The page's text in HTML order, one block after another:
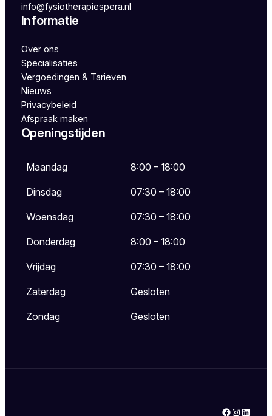
info@fysiotherapiespera.nl
Informatie
Over ons
Specialisaties
Vergoedingen & Tarieven
Nieuws
Privacybeleid
Afspraak maken
Openingstijden
Maandag 8:00 – 18:00
Dinsdag 07:30 – 18:00
Woensdag 07:30 – 18:00
Donderdag 8:00 – 18:00
Vrijdag 07:30 – 18:00
Zaterdag Gesloten
Zondag Gesloten
Facebook Instagram LinkedIn